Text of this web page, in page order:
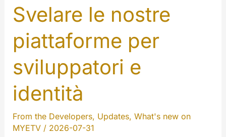
Svelare le nostre
piattaforme per
sviluppatori e
identità
From the Developers, Updates, What's new on
MYETV/ 2026-07-31